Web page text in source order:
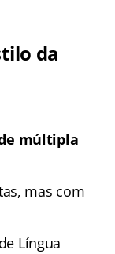
da
múltipla
mas com
Língua